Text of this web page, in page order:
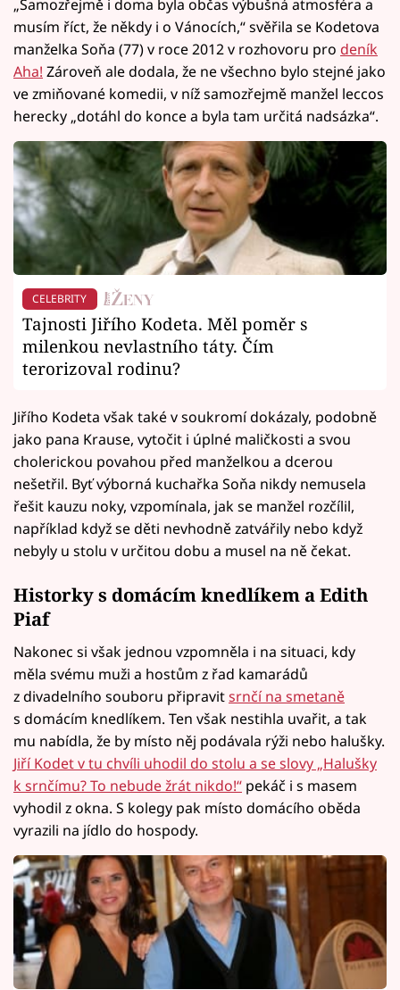
„Samozřejmě i doma byla občas výbušná atmosféra a
musím říct, že někdy i o Vánocích,“ svěřila se Kodetova
manželka Soňa (77) v roce 2012 v rozhovoru pro deník
Aha! Zároveň ale dodala, že ne všechno bylo stejné jako
ve zmiňované komedii, v níž samozřejmě manžel leccos
herecky „dotáhl do konce a byla tam určitá nadsázka“.
CELEBRITY
Tajnosti Jiřího Kodeta. Měl poměr s
milenkou nevlastního táty. Čím
terorizoval rodinu?
Jiřího Kodeta však také v soukromí dokázaly, podobně
jako pana Krause, vytočit i úplné maličkosti a svou
cholerickou povahou před manželkou a dcerou
nešetřil. Byť výborná kuchařka Soňa nikdy nemusela
řešit kauzu noky, vzpomínala, jak se manžel rozčílil,
například když se děti nevhodně zatvářily nebo když
nebyly u stolu v určitou dobu a musel na ně čekat.
Historky s domácím knedlíkem a Edith
Piaf
Nakonec si však jednou vzpomněla i na situaci, kdy
měla svému muži a hostům z řad kamarádů
z divadelního souboru připravitsrnčí na smetaně
s domácím knedlíkem. Ten však nestihla uvařit, a tak
mu nabídla, že by místo něj podávala rýži nebo halušky.
Jiří Kodet v tu chvíli uhodil do stolu a se slovy „Halušky
k srnčímu? To nebude žrát nikdo!“ pekáč i s masem
vyhodil z okna. S kolegy pak místo domácího oběda
vyrazili na jídlo do hospody.